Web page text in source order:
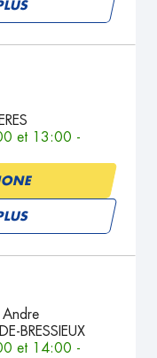
et 13:00 -
BRESSIEUX
et 14:00 -